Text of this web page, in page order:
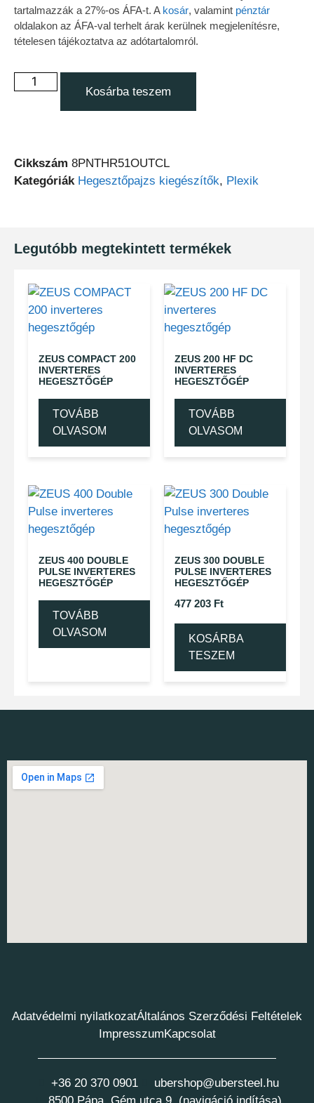
tartalmazzák a 27%-os ÁFA-t. A kosár, valamint pénztár
oldalakon az ÁFA-val terhelt árak kerülnek megjelenítésre,
tételesen tájékoztatva az adótartalomról.
Kosárba teszem
Cikkszám 8PNTHR51OUTCL
Kategóriák Hegesztőpajzs kiegészítők, Plexik
Legutóbb megtekintett termékek
ZEUS COMPACT 200
INVERTERES
HEGESZTŐGÉP
TOVÁBB
OLVASOM
ZEUS 200 HF DC
INVERTERES
HEGESZTŐGÉP
TOVÁBB
OLVASOM
ZEUS 400 DOUBLE
PULSE INVERTERES
HEGESZTŐGÉP
TOVÁBB
OLVASOM
ZEUS 300 DOUBLE
PULSE INVERTERES
HEGESZTŐGÉP
477 203 Ft
KOSÁRBA
TESZEM
Adatvédelmi nyilatkozatÁltalános Szerződési Feltételek
Impresszum Kapcsolat
+36 20 370 0901
ubershop@ubersteel.hu